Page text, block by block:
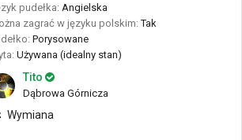
pudełka: Angielska
zagrać w języku polskim: Tak
Porysowane
Używana (idealny stan)
Tito
Dąbrowa Górnicza
Wymiana